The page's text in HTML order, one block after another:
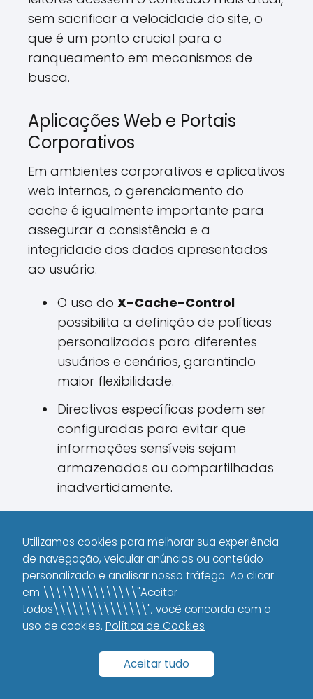
sem sacrificar a velocidade do site, o
que é um ponto crucial para o
ranqueamento em mecanismos de
busca.
Aplicações Web e Portais
Corporativos
Em ambientes corporativos e aplicativos
web internos, o gerenciamento do
cache é igualmente importante para
assegurar a consistência e a
integridade dos dados apresentados
ao usuário.
O uso do X-Cache-Control
possibilita a definição de políticas
personalizadas para diferentes
usuários e cenários, garantindo
maior flexibilidade.
Directivas específicas podem ser
configuradas para evitar que
informações sensíveis sejam
armazenadas ou compartilhadas
inadvertidamente.
decisiva para manter a segurança dos
dados e a eficiência das aplicações,
além de reforçar a experiência do
usuário ao garantir que as informações
estejam sempre corretas e atualizadas.
Como o X-Cache-Control
Utilizamos cookies para melhorar sua experiência
de navegação, veicular anúncios ou conteúdo
personalizado e analisar nosso tráfego. Ao clicar
em \\\\\\\\\\\\\\\"Aceitar
todos\\\\\\\\\\\\\\\", você concorda com o
uso de cookies. Política de Cookies
Aceitar tudo